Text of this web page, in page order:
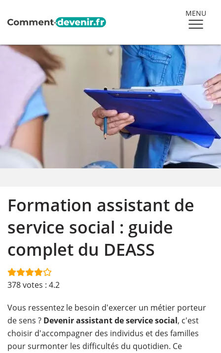
MENU
Formation assistant de
service social : guide
complet du DEASS
378votes : 4.2
Vous ressentez le besoin d'exercer un métier porteur
de sens ? Devenir assistant de service social, c'est
choisir d'accompagner des individus et des familles
pour surmonter les difficultés du quotidien. Ce